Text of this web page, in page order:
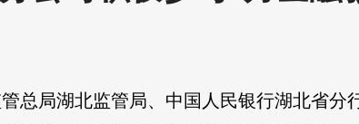
总局湖北监管局、中国人民银行湖北省